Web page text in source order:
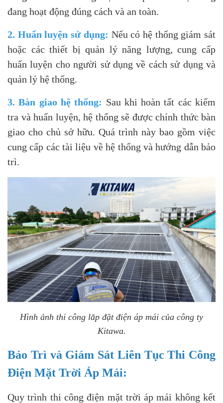
đang hoạt động đúng cách và an toàn.
2. Huấn luyện sử dụng: Nếu có hệ thống giám sát
hoặc các thiết bị quản lý năng lượng, cung cấp
huấn luyện cho người sử dụng về cách sử dụng và
quản lý hệ thống.
3. Bàn giao hệ thống: Sau khi hoàn tất các kiểm
tra và huấn luyện, hệ thống sẽ được chính thức bàn
giao cho chủ sở hữu. Quá trình này bao gồm việc
cung cấp các tài liệu về hệ thống và hướng dẫn bảo
trì.
Hình ảnh thi công lắp đặt điện áp mái của công ty
Kitawa.
Bảo Trì và Giám Sát Liên Tục Thi Công
Điện Mặt Trời Áp Mái:
Quy trình thi công điện mặt trời áp mái không kết